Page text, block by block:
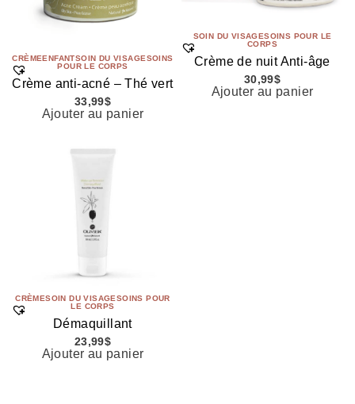
CRÈMEENFANTSOIN DU VISAGESOINS
POUR LE CORPS
Crème anti-acné – Thé vert
33,99$
Ajouter au panier
SOIN DU VISAGESOINS POUR LE
CORPS
Crème de nuit Anti-âge
30,99$
Ajouter au panier
CRÈMESOIN DU VISAGESOINS POUR
LE CORPS
Démaquillant
23,99$
Ajouter au panier